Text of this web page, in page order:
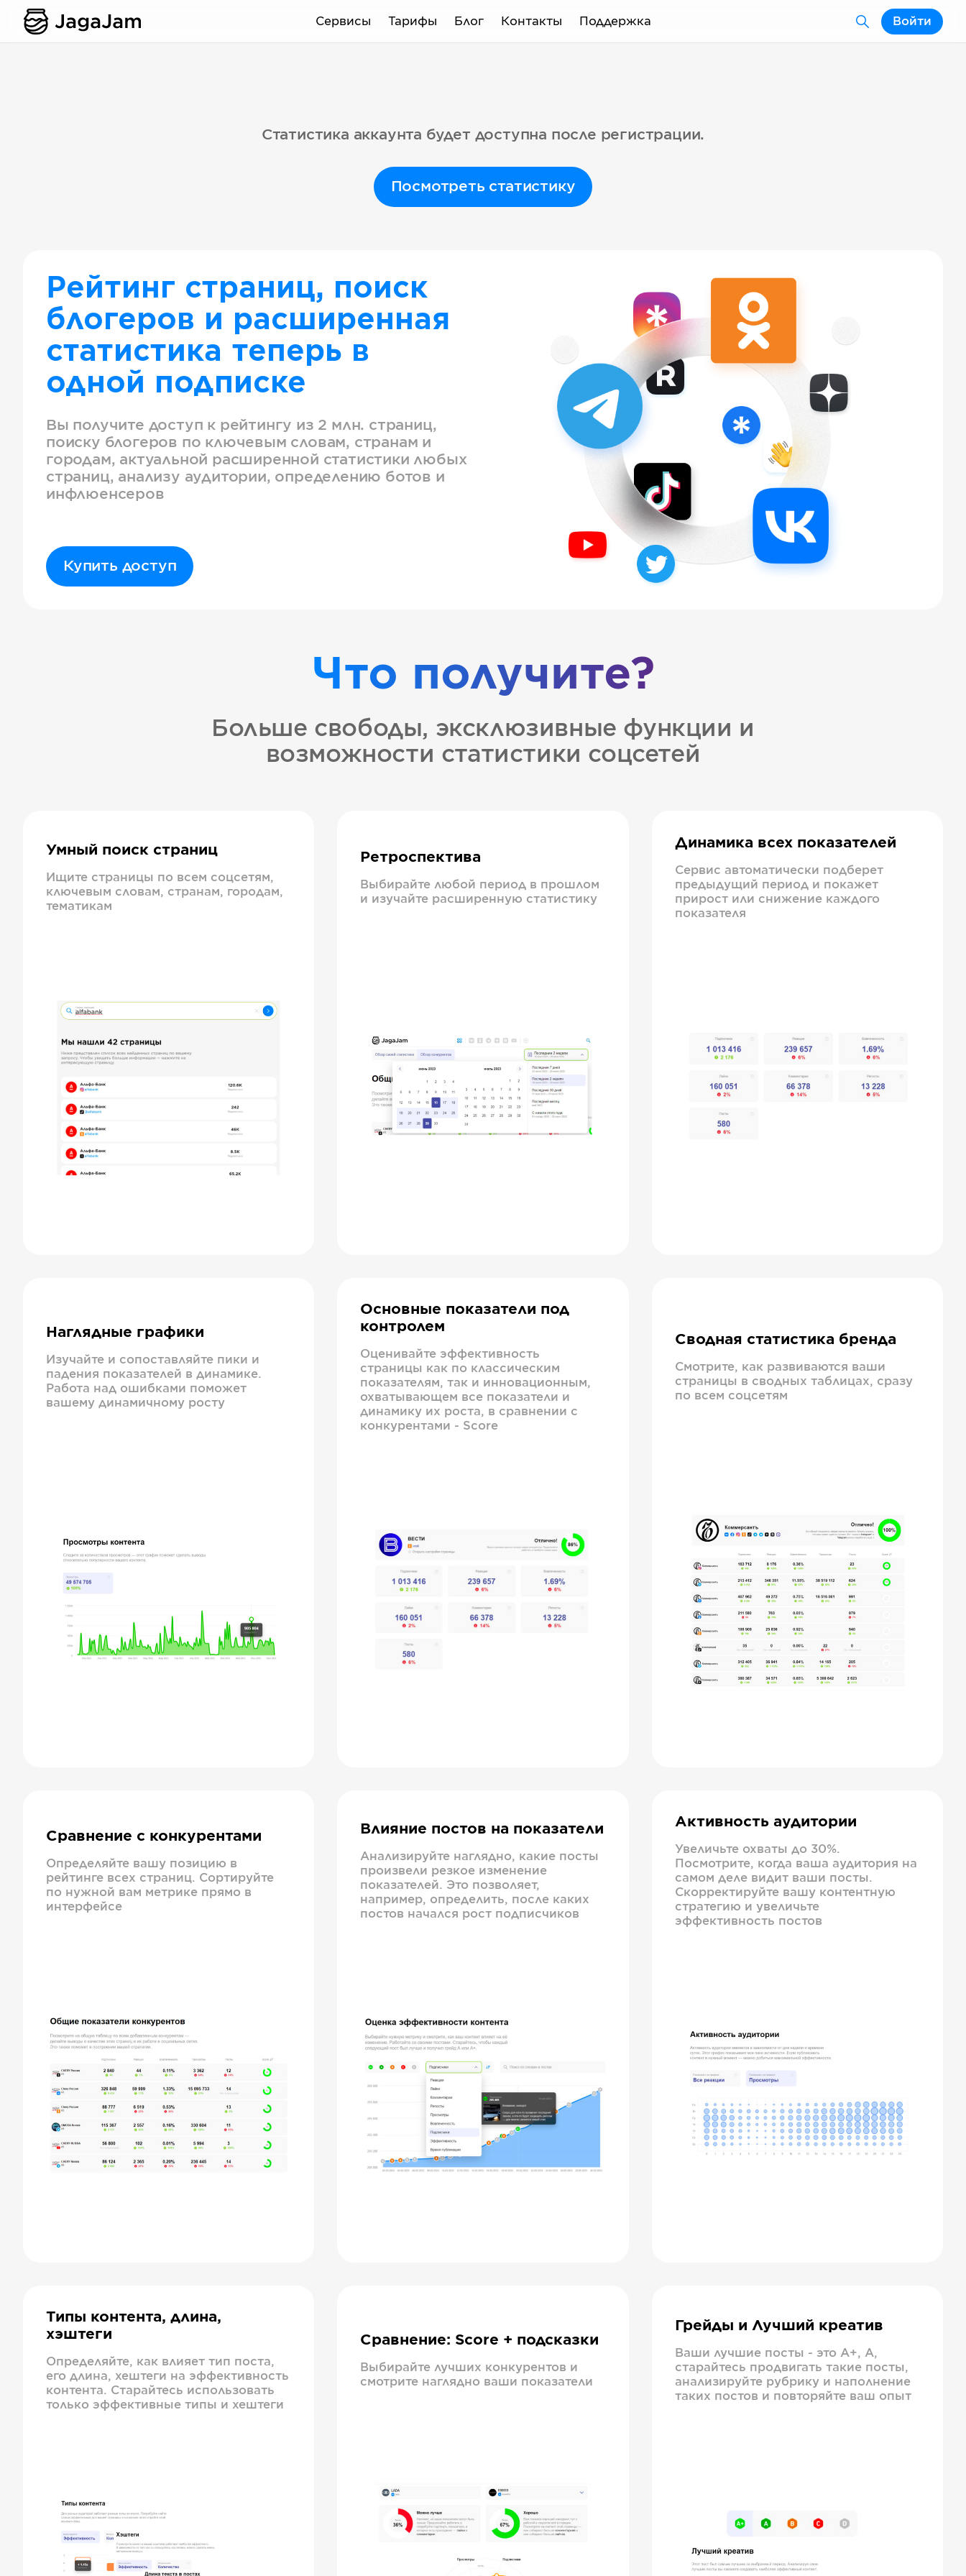
Сервисы Тарифы Блог Контакты Поддержка Войти
Статистика аккаунта будет доступна после регистрации.
Посмотреть статистику
Рейтинг страниц, поиск
блогеров и расширенная
статистика теперь в
одной подписке
Вы получите доступ к рейтингу из 2 млн. страниц,
поиску блогеров по ключевым словам, странам и
городам, актуальной расширенной статистики любых
страниц, анализу аудитории, определению ботов и
инфлюенсеров
Купить доступ
Что получите?
Больше свободы, эксклюзивные функции и
возможности статистики соцсетей
Умный поиск страниц
Ищите страницы по всем соцсетям,
ключевым словам, странам, городам,
тематикам
Ретроспектива
Выбирайте любой период в прошлом
и изучайте расширенную статистику
Динамика всех показателей
Сервис автоматически подберет
предыдущий период и покажет
прирост или снижение каждого
показателя
Наглядные графики
Изучайте и сопоставляйте пики и
падения показателей в динамике.
Работа над ошибками поможет
вашему динамичному росту
Основные показатели под
контролем
Оценивайте эффективность
страницы как по классическим
показателям, так и инновационным,
охватывающем все показатели и
динамику их роста, в сравнении с
конкурентами - Score
Сводная статистика бренда
Смотрите, как развиваются ваши
страницы в сводных таблицах, сразу
по всем соцсетям
Сравнение с конкурентами
Определяйте вашу позицию в
рейтинге всех страниц. Сортируйте
по нужной вам метрике прямо в
интерфейсе
Влияние постов на показатели
Анализируйте наглядно, какие посты
произвели резкое изменение
показателей. Это позволяет,
например, определить, после каких
постов начался рост подписчиков
Активность аудитории
Увеличьте охваты до 30%.
Посмотрите, когда ваша аудитория на
самом деле видит ваши посты.
Скорректируйте вашу контентную
стратегию и увеличьте
эффективность постов
Типы контента, длина,
хэштеги
Определяйте, как влияет тип поста,
его длина, хештеги на эффективность
контента. Старайтесь использовать
только эффективные типы и хештеги
Сравнение: Score + подсказки
Выбирайте лучших конкурентов и
смотрите наглядно ваши показатели
Грейды и Лучший креатив
Ваши лучшие посты - это А+, А,
старайтесь продвигать такие посты,
анализируйте рубрику и наполнение
таких постов и повторяйте ваш опыт